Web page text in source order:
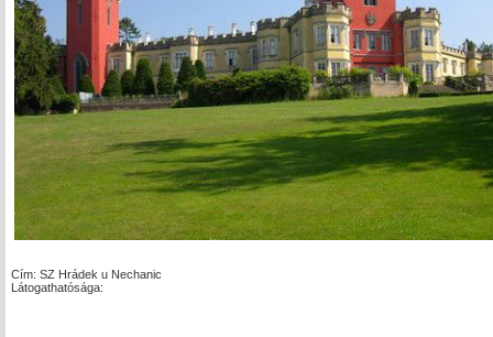
Cím: SZ Hrádek u Nechanic
Látogathatósága: